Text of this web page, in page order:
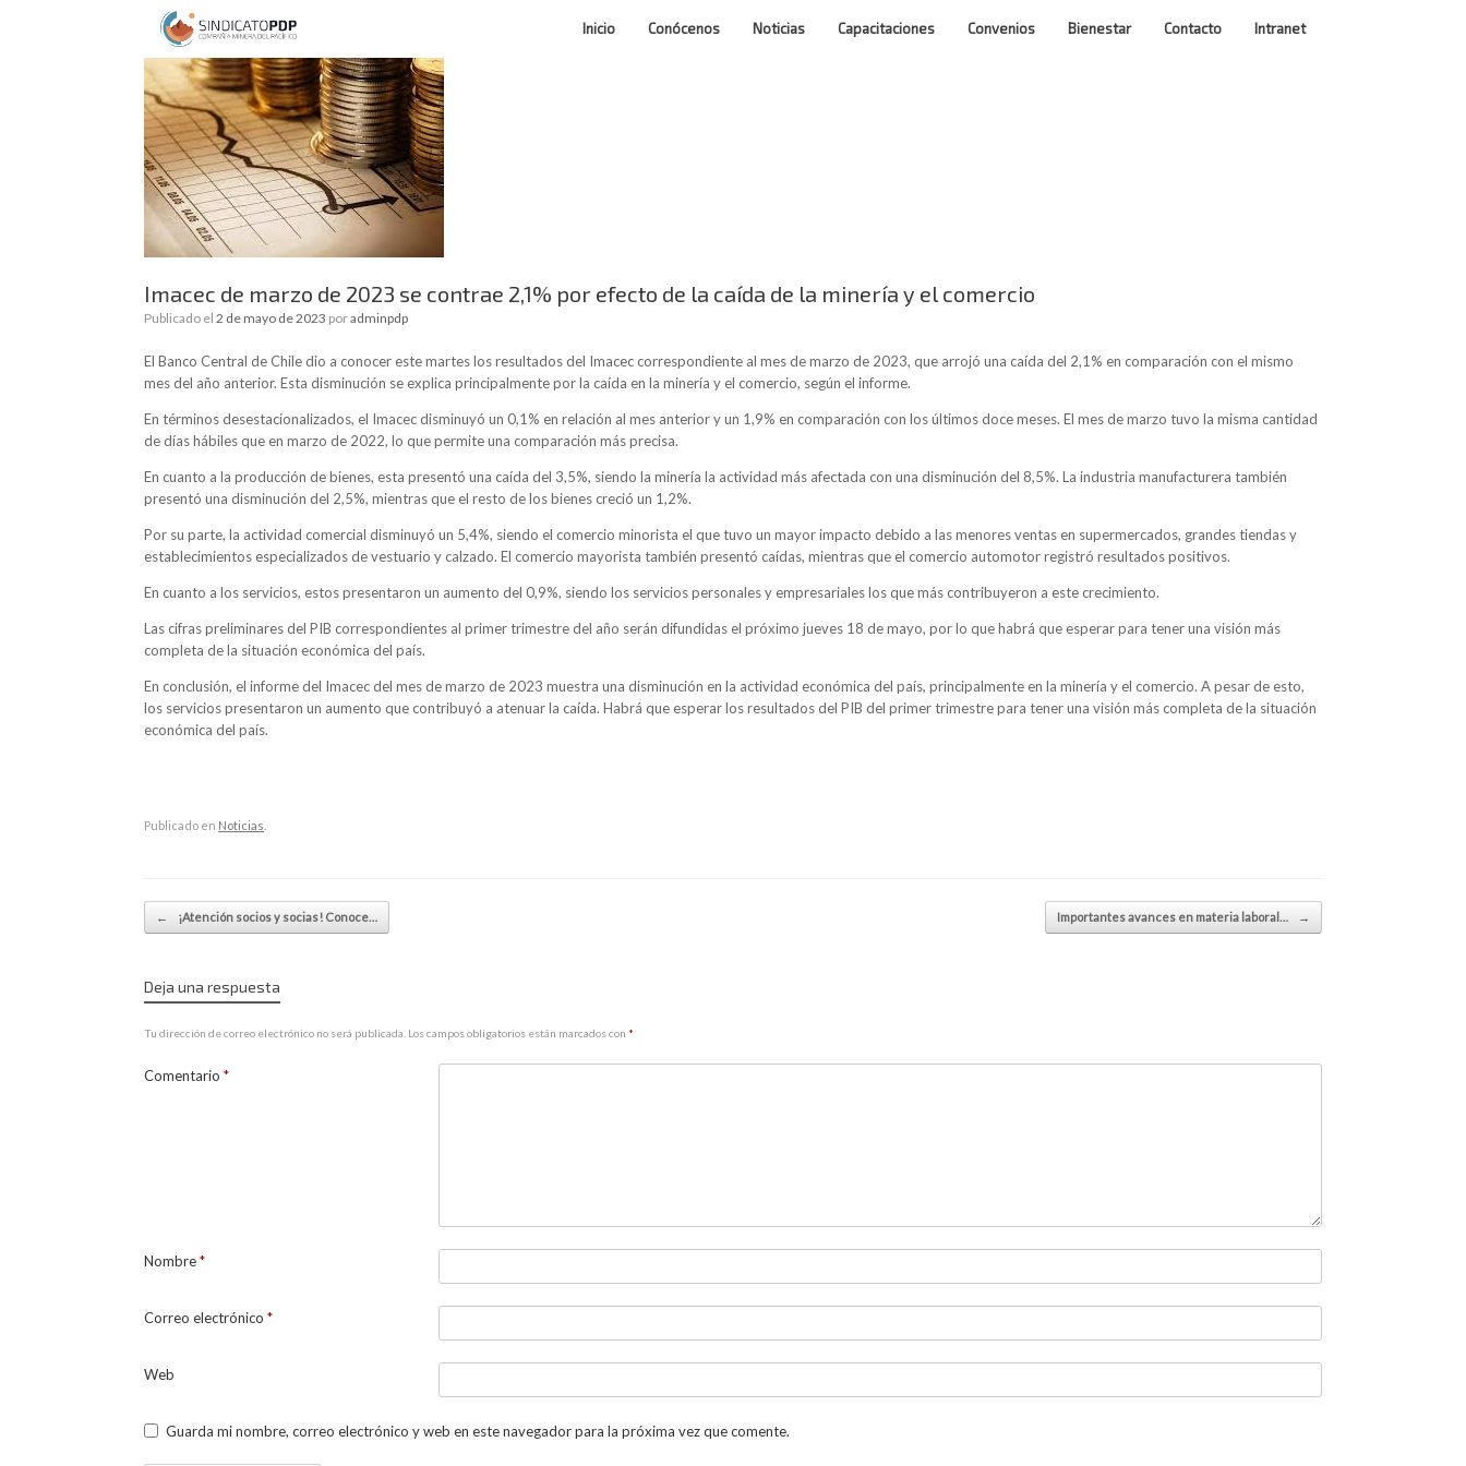
Inicio Conócenos Noticias Capacitaciones Convenios Bienestar Contacto Intranet
Imacec de marzo de 2023 se contrae 2,1% por efecto de la caída de la minería y el comercio
Publicado el 2 de mayo de 2023 poradminpdp
El Banco Central de Chile dio a conocer este martes los resultados del Imacec correspondiente al mes de marzo de 2023, que arrojó una caída del 2,1% en comparación con el mismo
mes del año anterior. Esta disminución se explica principalmente por la caída en la minería y el comercio, según el informe.
En términos desestacionalizados, el Imacec disminuyó un 0,1% en relación al mes anterior y un 1,9% en comparación con los últimos doce meses. El mes de marzo tuvo la misma cantidad
de días hábiles que en marzo de 2022, lo que permite una comparación más precisa.
En cuanto a la producción de bienes, esta presentó una caída del 3,5%, siendo la minería la actividad más afectada con una disminución del 8,5%. La industria manufacturera también
presentó una disminución del 2,5%, mientras que el resto de los bienes creció un 1,2%.
Por su parte, la actividad comercial disminuyó un 5,4%, siendo el comercio minorista el que tuvo un mayor impacto debido a las menores ventas en supermercados, grandes tiendas y
establecimientos especializados de vestuario y calzado. El comercio mayorista también presentó caídas, mientras que el comercio automotor registró resultados positivos.
En cuanto a los servicios, estos presentaron un aumento del 0,9%, siendo los servicios personales y empresariales los que más contribuyeron a este crecimiento.
Las cifras preliminares del PIB correspondientes al primer trimestre del año serán difundidas el próximo jueves 18 de mayo, por lo que habrá que esperar para tener una visión más
completa de la situación económica del país.
En conclusión, el informe del Imacec del mes de marzo de 2023 muestra una disminución en la actividad económica del país, principalmente en la minería y el comercio. A pesar de esto,
los servicios presentaron un aumento que contribuyó a atenuar la caída. Habrá que esperar los resultados del PIB del primer trimestre para tener una visión más completa de la situación
económica del país.
Publicado en Noticias
Navegador de artículos
← ¡Atención socios y socias! Conoce… Importantes avances en materia laboral… →
Deja una respuesta
Tu dirección de correo electrónico no será publicada. Los campos obligatorios están marcados con *
Comentario *
Nombre*
Correo electrónico *
Web
Guarda mi nombre, correo electrónico y web en este navegador para la próxima vez que comente.